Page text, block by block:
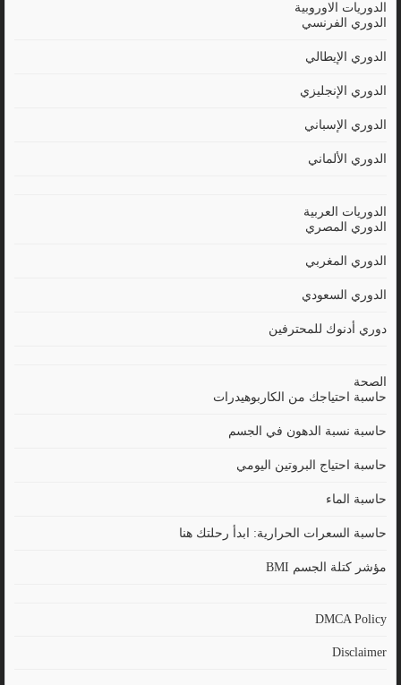
الدوريات الاوروبية
الدوري الفرنسي
الدوري الإيطالي
الدوري الإنجليزي
الدوري الإسباني
الدوري الألماني
الدوريات العربية
الدوري المصري
الدوري المغربي
الدوري السعودي
دوري أدنوك للمحترفين
الصحة
حاسبة احتياجك من الكاربوهيدرات
حاسبة نسبة الدهون في الجسم
حاسبة احتياج البروتين اليومي
حاسبة الماء
حاسبة السعرات الحرارية: ابدأ رحلتك هنا
مؤشر كتلة الجسم BMI
DMCA Policy
Disclaimer